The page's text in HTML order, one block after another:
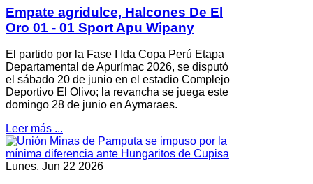
Empate agridulce, Halcones De El
Oro 01 - 01 Sport Apu Wipany
El partido por la Fase I Ida Copa Perú Etapa
Departamental de Apurímac 2026, se disputó
el sábado 20 de junio en el estadio Complejo
Deportivo El Olivo; la revancha se juega este
domingo 28 de junio en Aymaraes.
Leer más ...
Lunes, Jun 22 2026